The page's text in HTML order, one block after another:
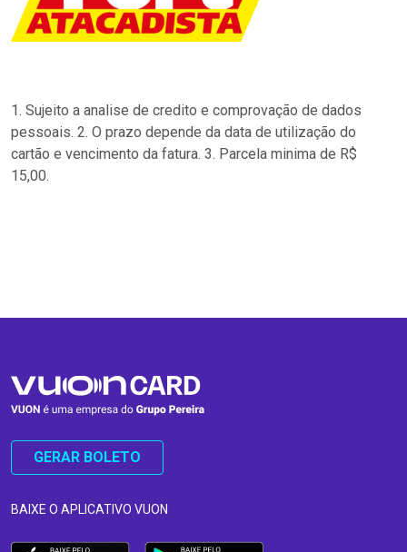
1. Sujeito a analise de credito e comprovação de dados
pessoais. 2. O prazo depende da data de utilização do
cartão e vencimento da fatura. 3. Parcela minima de R$
15,00.
GERAR BOLETO
BAIXE O APLICATIVO VUON